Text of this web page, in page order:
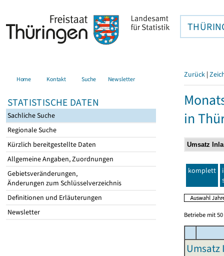
Home Kontakt Suche Newsletter
STATISTISCHE DATEN
Sachliche Suche
Regionale Suche
Kürzlich bereitgestellte Daten
Allgemeine Angaben, Zuordnungen
Gebietsveränderungen,
Änderungen zum Schlüsselverzeichnis
Definitionen und Erläuterungen
Newsletter
Zurück |
in
komplett
Betriebe mit
Umsatz